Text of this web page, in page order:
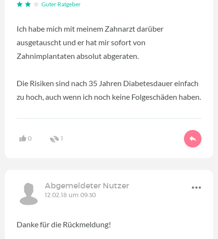
Guter Ratgeber
Ich habe mich mit meinem Zahnarzt darüber
ausgetauscht und er hat mir sofort von
Zahnimplantaten absolut abgeraten.
Die Risiken sind nach 35 Jahren Diabetesdauer einfach
zu hoch, auch wenn ich noch keine Folgeschäden haben.
0 1
Abgemeldeter Nutzer
12.02.18 um 09:30
Danke für die Rückmeldung!